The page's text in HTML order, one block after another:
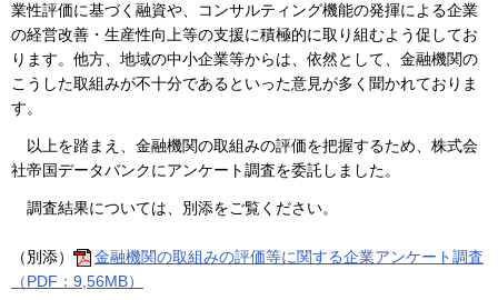
業性評価に基づく融資や、コンサルティング機能の発揮による企業
の経営改善・生産性向上等の支援に積極的に取り組むよう促してお
ります。他方、地域の中小企業等からは、依然として、金融機関の
こうした取組みが不十分であるといった意見が多く聞かれておりま
す。
以上を踏まえ、金融機関の取組みの評価を把握するため、株式会
社帝国データバンクにアンケート調査を委託しました。
調査結果については、別添をご覧ください。
（別添）
金融機関の取組みの評価等に関する企業アンケート調査
（PDF：9,56MB）